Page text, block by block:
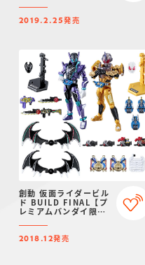
2019.2.25発売
創動 仮面ライダービル
ド BUILD FINAL【プ
レミアムバンダイ限
2018.12発売